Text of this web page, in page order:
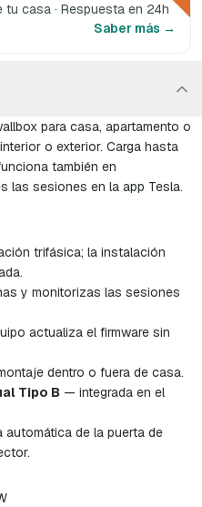
tu casa · Respuesta en 24h
Saber más →
para casa, apartamento o
o exterior. Carga hasta
también en
las sesiones en la app Tesla.
trifásica; la instalación
y monitorizas las sesiones
actualiza el firmware sin
dentro o fuera de casa.
Tipo B — integrada en el
de la puerta de